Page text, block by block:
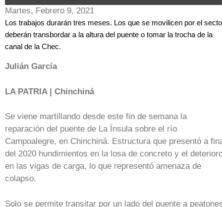
Martes, Febrero 9, 2021
Los trabajos durarán tres meses. Los que se movilicen por el
deberán transbordar a la altura del puente o tomar la trocha de la
canal de la Chec.
Julián García
LA PATRIA | Chinchiná
Se viene martillando desde este fin de semana la
reparación del puente de La Ínsula sobre el río
Campoalegre, en Chinchiná. Estructura que presentó a
del 2020 hundimientos en la losa de concreto y el
en las vigas de carga, lo que representó amenaza de
colapso.
Solo se permite transitar por un lado del puente a